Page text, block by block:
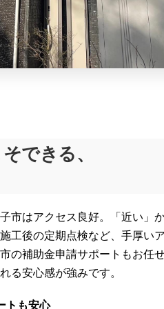
できる、
市はアクセス良好。「近い」
工後の定期点検など、手厚い
の補助金申請サポートもお任せ
る安心感が強みです。
トも安心